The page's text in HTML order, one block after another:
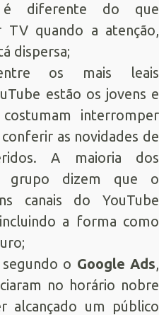
é diferente do que
TV quando a atenção,
dispersa;
os mais leais
estão os jovens e
interromper
as novidades de
A maioria dos
grupo dizem que o
canais do YouTube
a forma como
o Google Ads,
no horário nobre
alcançado um público